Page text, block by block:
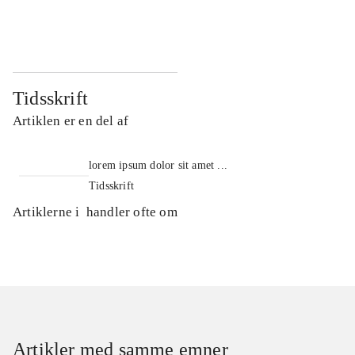
Tidsskrift
Artiklen er en del af
lorem ipsum dolor sit amet ...
Tidsskrift
Artiklerne i handler ofte om
Artikler med samme emner